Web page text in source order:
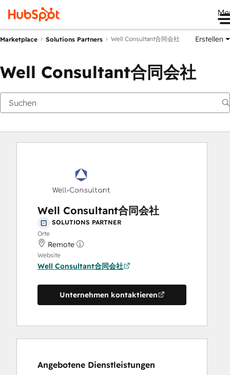
Marketplace Solutions Partners Well Consultant合同会社 Erstellen
Well Consultant合同会社
Well Consultant合同会社
SOLUTIONS PARTNER
Orte
Remote
Website
Well Consultant合同会社
Unternehmen kontaktieren
Angebotene Dienstleistungen